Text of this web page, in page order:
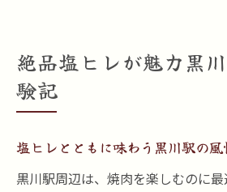
絶品塩ヒレが魅力黒
験記
塩ヒレとともに味わう黒川駅の風
黒川駅周辺は、焼肉を楽しむのに